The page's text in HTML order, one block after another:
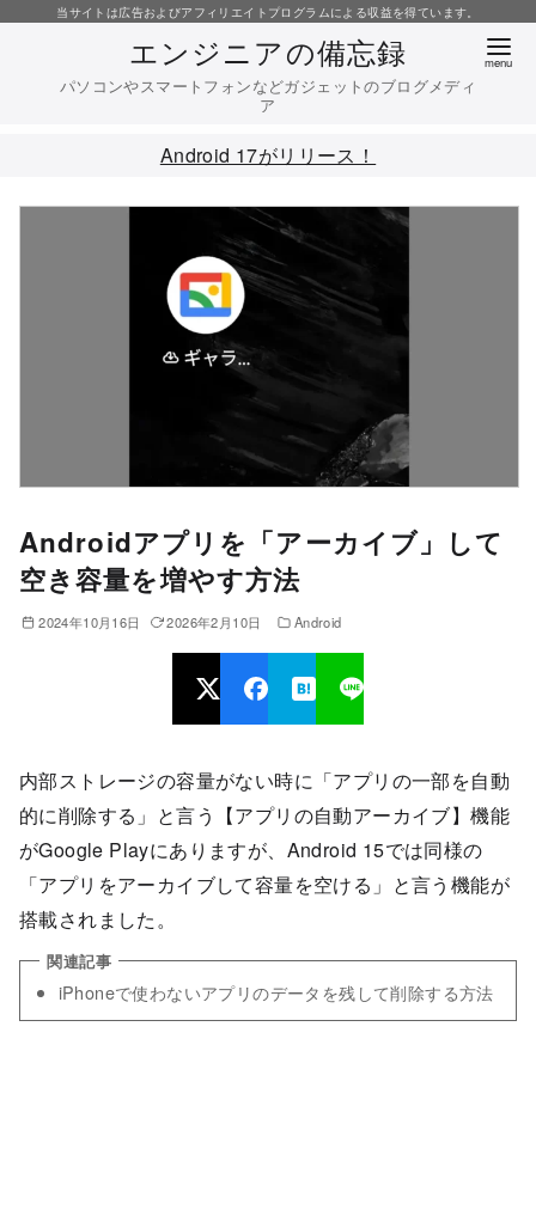
当サイトは広告およびアフィリエイトプログラムによる収益を得ています。
エンジニアの備忘録
パソコンやスマートフォンなどガジェットのブログメディ
ア
Android 17がリリース！
Androidアプリを「アーカイブ」して
空き容量を増やす方法
2024年10月16日 2026年2月10日 Android
内部ストレージの容量がない時に「アプリの一部を自動
的に削除する」と言う【アプリの自動アーカイブ】機能
がGoogle Playにありますが、Android 15では同様の
「アプリをアーカイブして容量を空ける」と言う機能が
搭載されました。
iPhoneで使わないアプリのデータを残して削除する方法